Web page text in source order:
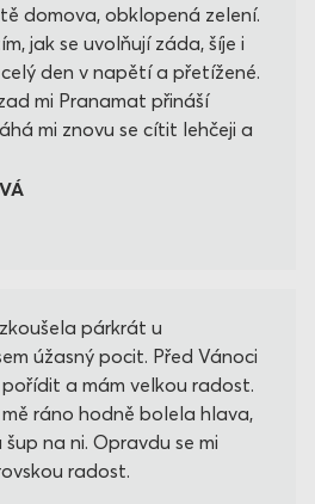
domova, obklopená zelení.
jak se uvolňují záda, šíje i
den v napětí a přetížené.
mi Pranamat přináší
mi znovu se cítit lehčeji a
párkrát u
úžasný pocit. Před Vánoci
pořídit a mám velkou radost.
ráno hodně bolela hlava,
na ni. Opravdu se mi
radost.